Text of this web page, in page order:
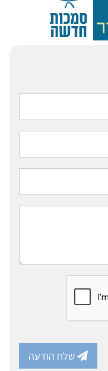
שלח הודעה